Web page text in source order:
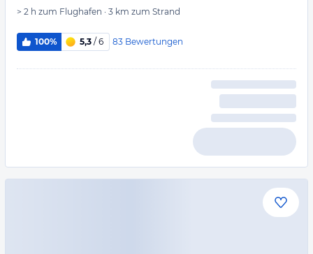
> 2 h zum Flughafen · 3 km zum Strand
100% 5,3 / 6 83 Bewertungen